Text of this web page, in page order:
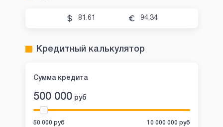
81.61 94.34
Кредитный калькулятор
Сумма кредита
500 000 руб
50 000 руб 10 000 000 руб